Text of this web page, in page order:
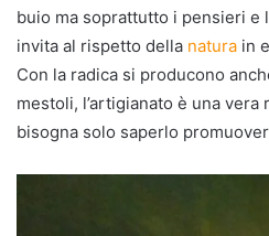
buio ma soprattutto i pensieri e
invita al rispetto della natura in
Con la radica si producono
mestoli, l’artigianato è una
bisogna solo saperlo